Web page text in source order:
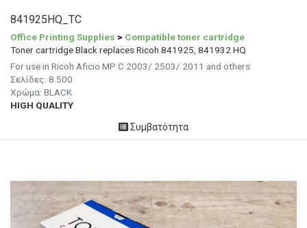
841925HQ_TC
Office Printing Supplies > Compatible toner cartridge
Toner cartridge Black replaces Ricoh 841925, 841932 HQ
For use in Ricoh Aficio MP C 2003/ 2503/ 2011 and others
Σελίδες: 8.500
Χρώμα: BLACK
HIGH QUALITY
Συμβατότητα